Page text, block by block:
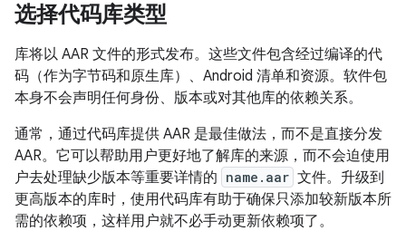
选择代码库类型
库将以 AAR 文件的形式发布。这些文件包含经过编译的代
码（作为字节码和原生库）、Android 清单和资源。软件包
本身不会声明任何身份、版本或对其他库的依赖关系。
通常，通过代码库提供 AAR 是最佳做法，而不是直接分发
AAR。它可以帮助用户更好地了解库的来源，而不会迫使用
户去处理缺少版本等重要详情的 name.aar 文件。升级到
更高版本的库时，使用代码库有助于确保只添加较新版本所
需的依赖项，这样用户就不必手动更新依赖项了。